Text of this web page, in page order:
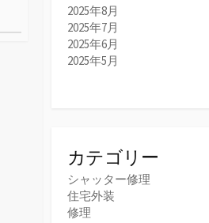
2025年8月
2025年7月
2025年6月
2025年5月
カテゴリー
シャッター修理
住宅外装
修理